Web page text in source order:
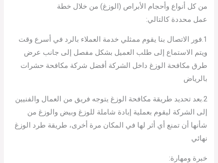
من كل أنواع وأحجام الأبراص (الوزغ) من خلال خطة
عمل محددة كالتالي:
1.فور الاتصال بنا يقوم ممثلي خدمة العملاء بالرد في أسرع وقت
ويتم الاستماع إلى طلب العميل بشكل مفصل إلى جانب عرض
طرق مكافحة الوزغ داخل الشركة أفضل شركة مكافحة حشرات
بالرياض
2.بعد تحديد طريقة مكافحة الوزغ يتوجه فريق من العمال والفنيين
إلى الشركة ليقوم بعملية إبادة شاملة للوزغ وبيض والوزغ من
شأنها أن تمنع أي أثر لها في المكان مرة أخرى، طريقة طرد الوزغ
نهائي
خبرة ومهارة: